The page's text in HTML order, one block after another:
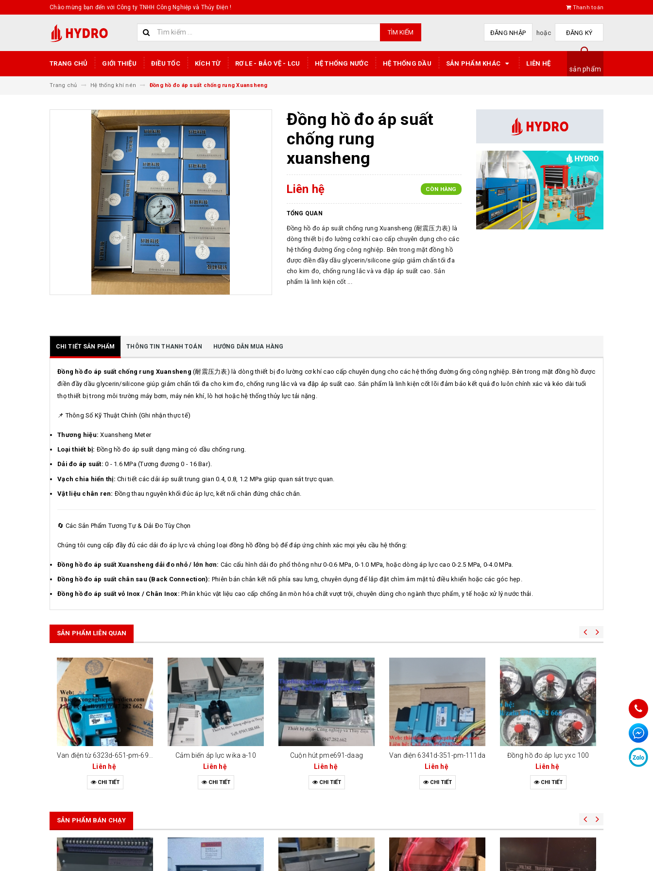
Chào mừng bạn đến với Công ty TNHH Công Nghiệp và Thủy Điện ! Thanh toán
TÌM KIẾM ĐĂNG NHẬP hoặc ĐĂNG KÝ
TRANG CHỦ GIỚI THIỆU ĐIỀU TỐC KÍCH TỪ RƠ LE - BẢO VỆ - LCU HỆ THỐNG NƯỚC HỆ THỐNG DẦU SẢN PHẨM KHÁC LIÊN HỆ
sản phẩm
Trang chủ Hệ thống khí nén Đồng hồ đo áp suất chống rung Xuansheng
Đồng hồ đo áp suất
chống rung
xuansheng
Liên hệ CÒN HÀNG
TỔNG QUAN
Đồng hồ đo áp suất chống rung Xuansheng (耐震压力表) là
dòng thiết bị đo lường cơ khí cao cấp chuyên dụng cho các
hệ thống đường ống công nghiệp. Bên trong mặt đồng hồ
được điền đầy dầu glycerin/silicone giúp giảm chấn tối đa
cho kim đo, chống rung lắc và va đập áp suất cao. Sản
phẩm là linh kiện cốt ...
CHI TIẾT SẢN PHẨM THÔNG TIN THANH TOÁN HƯỚNG DẪN MUA HÀNG
Đồng hồ đo áp suất chống rung Xuansheng (耐震压力表) là dòng thiết bị đo lường cơ khí cao cấp chuyên dụng cho các hệ thống đường ống công nghiệp. Bên trong mặt đồng hồ được
điền đầy dầu glycerin/silicone giúp giảm chấn tối đa cho kim đo, chống rung lắc và va đập áp suất cao. Sản phẩm là linh kiện cốt lõi đảm bảo kết quả đo luôn chính xác và kéo dài tuổi
thọ thiết bị trong môi trường máy bơm, máy nén khí, lò hơi hoặc hệ thống thủy lực tải nặng.
📌 Thông Số Kỹ Thuật Chính (Ghi nhận thực tế)
Thương hiệu: Xuansheng Meter
Loại thiết bị: Đồng hồ đo áp suất dạng màng có dầu chống rung.
Dải đo áp suất: 0 - 1.6 MPa (Tương đương 0 - 16 Bar).
Vạch chia hiển thị: Chi tiết các dải áp suất trung gian 0.4, 0.8, 1.2 MPa giúp quan sát trực quan.
Vật liệu chân ren: Đồng thau nguyên khối đúc áp lực, kết nối chân đứng chắc chắn.
🔄 Các Sản Phẩm Tương Tự & Dải Đo Tùy Chọn
Chúng tôi cung cấp đầy đủ các dải đo áp lực và chủng loại đồng hồ đồng bộ để đáp ứng chính xác mọi yêu cầu hệ thống:
Đồng hồ đo áp suất Xuansheng dải đo nhỏ / lớn hơn: Các cấu hình dải đo phổ thông như 0-0.6 MPa, 0-1.0 MPa, hoặc dòng áp lực cao 0-2.5 MPa, 0-4.0 MPa.
Đồng hồ đo áp suất chân sau (Back Connection): Phiên bản chân kết nối phía sau lưng, chuyên dụng để lắp đặt chìm âm mặt tủ điều khiển hoặc các góc hẹp.
Đồng hồ đo áp suất vỏ Inox / Chân Inox: Phân khúc vật liệu cao cấp chống ăn mòn hóa chất vượt trội, chuyên dùng cho ngành thực phẩm, y tế hoặc xử lý nước thải.
SẢN PHẨM LIÊN QUAN
Van điện từ 6323d-651-pm-691da
Liên hệ
CHI TIẾT
Cảm biến áp lực wika a-10
Liên hệ
CHI TIẾT
Cuộn hút pme691-daag
Liên hệ
CHI TIẾT
Van điện 6341d-351-pm-111da
Liên hệ
CHI TIẾT
Đồng hồ đo áp lực yxc 100
Liên hệ
CHI TIẾT
Cảm
SẢN PHẨM BÁN CHẠY